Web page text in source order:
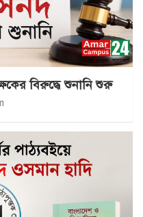
বিরুদ্ধে শুনানি শুরু